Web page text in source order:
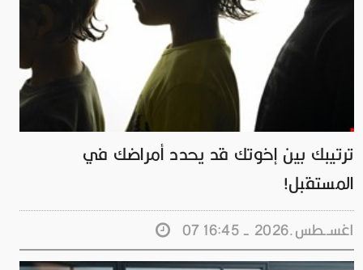
ترتيبك بين إخوتك قد يحدد أمراضك في
المستقبل!
07 اغســطس.2026 - 16:45